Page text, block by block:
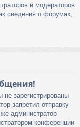
и модераторов
сведения о форумах,
зарегистрированы
запретил отправку
администратор
конференции